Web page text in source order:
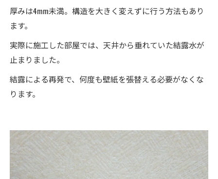
厚みは4mm未満。構造を大きく変えずに行う方法もあり
ます。
実際に施工した部屋では、天井から垂れていた結露水が
止まりました。
結露による再発で、何度も壁紙を張替える必要がなくな
ります。